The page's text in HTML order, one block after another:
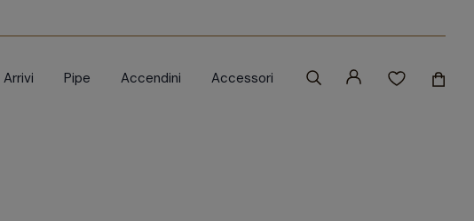
Pipe Accendini Accessori